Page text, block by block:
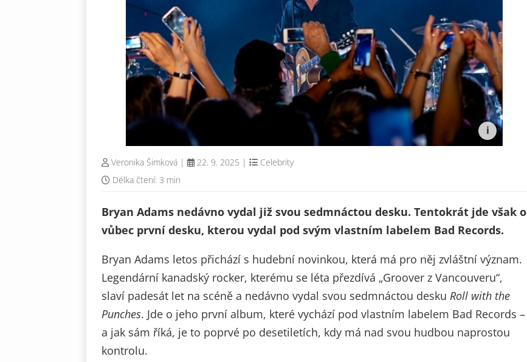
Veronika Šimková | 22. 9. 2025 |
Celebrity
Délka čtení: 3 min
Bryan Adams nedávno vydal již svou sedmnáctou desku. Tentokrát jde však o
vůbec první desku, kterou vydal pod svým vlastním labelem Bad Records.
Bryan Adams letos přichází s hudební novinkou, která má pro něj zvláštní význam.
Legendární kanadský rocker, kterému se léta přezdívá „Groover z Vancouveru“,
slaví padesát let na scéně a nedávno vydal svou sedmnáctou desku Roll with the
Punches. Jde o jeho první album, které vychází pod vlastním labelem Bad Records –
a jak sám říká, je to poprvé po desetiletích, kdy má nad svou hudbou naprostou
kontrolu.